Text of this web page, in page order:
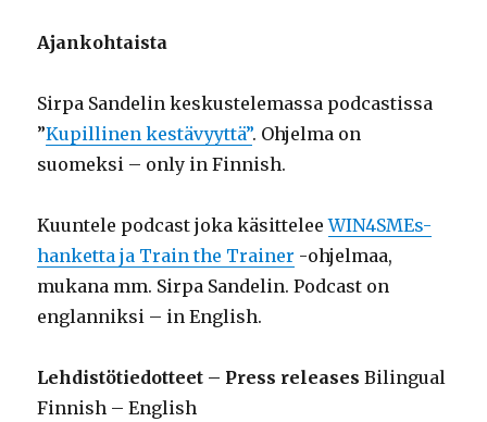
Ajankohtaista
Sirpa Sandelin keskustelemassa podcastissa
”Kupillinen kestävyyttä”. Ohjelma on
suomeksi – only in Finnish.
Kuuntele podcast joka käsitteleeWIN4SMEs-
hanketta ja Train the Trainer -ohjelmaa,
mukana mm. Sirpa Sandelin. Podcast on
englanniksi – in English.
Lehdistötiedotteet – Press releasesBilingual
Finnish – English